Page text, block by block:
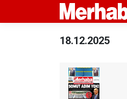
18.12.2025